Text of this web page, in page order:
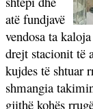
atë fundjavë
vendosa ta
drejt stacionit të
kujdes të shtuar
shmangia
gjithë kohës